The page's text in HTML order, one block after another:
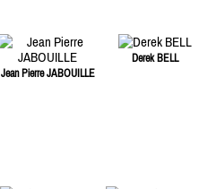
Jean Pierre JABOUILLE
Derek BELL